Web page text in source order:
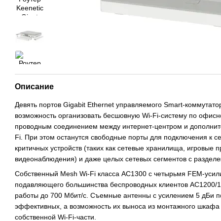
Описание
Девять портов Gigabit Ethernet управляемого Smart-
возможность организовать бесшовную Wi-Fi-систему по
проводным соединением между интернет-центром и
Fi. При этом останутся свободные порты для подключения к
критичных устройств (таких как сетевые хранилища, игровые
видеонаблюдения) и даже целых сетевых сегментов с
Собственный Mesh Wi-Fi класса AC1300 с четырьмя FEM-
подавляющего большинства беспроводных клиентов AC1200/
работы до 700 Мбит/с. Съемные антенны с усилением 5 дБи
эффективных, а возможность их выноса из монтажного
собственной Wi-Fi-части.